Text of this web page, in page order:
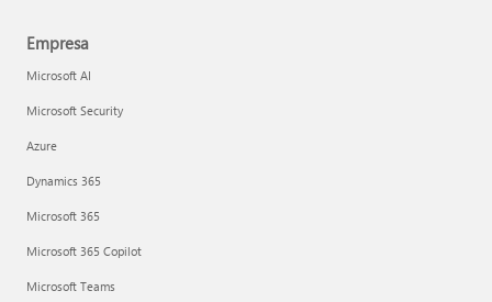
Empresa
Microsoft AI
Microsoft Security
Azure
Dynamics 365
Microsoft 365
Microsoft 365 Copilot
Microsoft Teams